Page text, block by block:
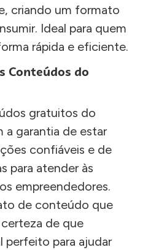
criando um formato
Ideal para quem
rápida e eficiente.
Conteúdos do
gratuitos do
a garantia de estar
confiáveis e de
para atender às
empreendedores.
de conteúdo que
de que
perfeito para ajudar